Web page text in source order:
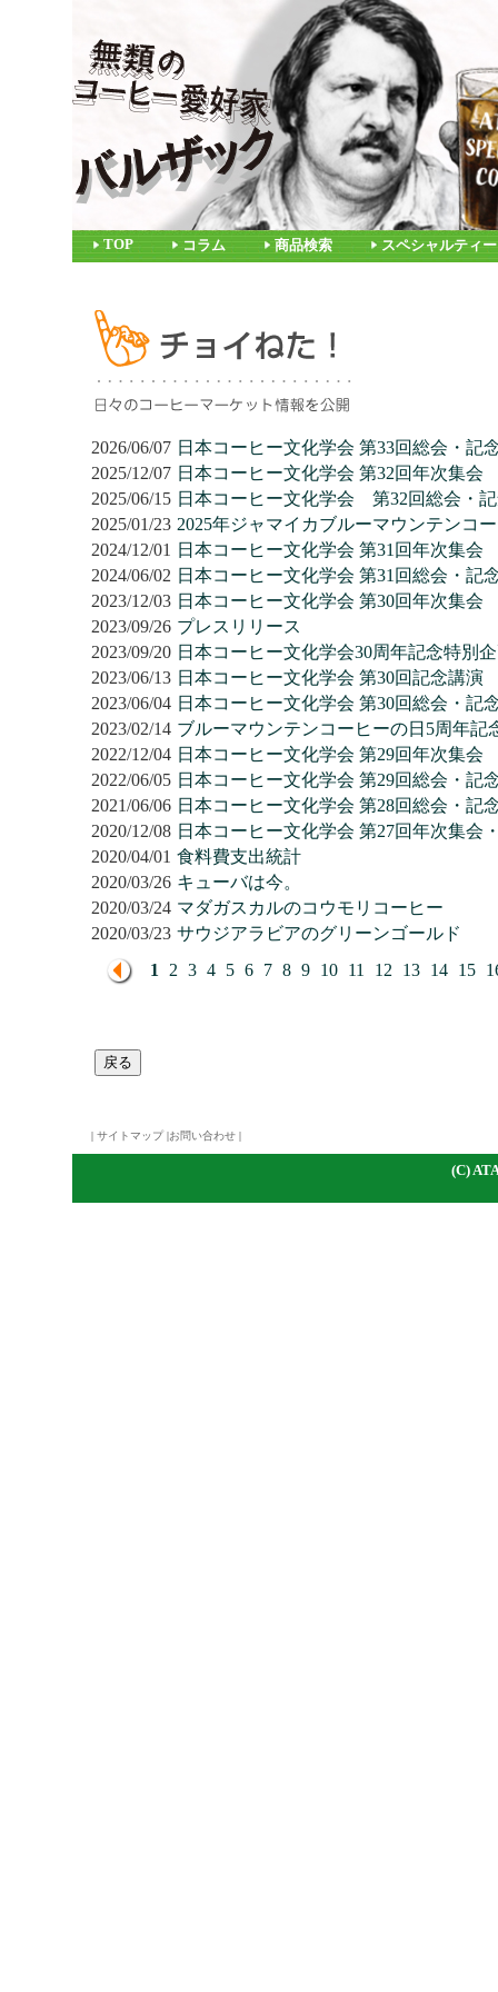
TOP コラム 商品検索 スペシャルティ
2026/06/07 日本コーヒー文化学会 第33回総会・記
2025/12/07 日本コーヒー文化学会 第32回年次集会
2025/06/15 日本コーヒー文化学会 第32回総会・
2025/01/23 2025年ジャマイカブルーマウンテンコ
2024/12/01
日本コーヒー文化学会 第31回年次集会
2024/06/02 日本コーヒー文化学会 第31回総会・記
2023/12/03 日本コーヒー文化学会 第30回年次集会
2023/09/26 プレスリリース
2023/09/20 日本コーヒー文化学会30周年記念特別
2023/06/13 日本コーヒー文化学会 第30回記念講
2023/06/04 日本コーヒー文化学会 第30回総会・記
2023/02/14 ブルーマウンテンコーヒーの日5周年記
2022/12/04 日本コーヒー文化学会 第29回年次集会
2022/06/05 日本コーヒー文化学会 第29回総会・記
2021/06/06 日本コーヒー文化学会 第28回総会・記
2020/12/08 日本コーヒー文化学会 第27回年次集会
2020/04/01 食料費支出統計
2020/03/26 キューバは今。
2020/03/24 マダガスカルのコウモリコーヒー
2020/03/23 サウジアラビアのグリーンゴールド
1
2 3 4 5 6 7 8 9 10 11 12 13 14 15
| サイトマップ|お問い合わせ |
(C)A